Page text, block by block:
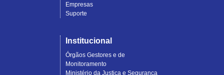
Empresas
Suporte
Institucional
Órgãos Gestores e de
Monitoramento
Ministério da Justiça e Segurança